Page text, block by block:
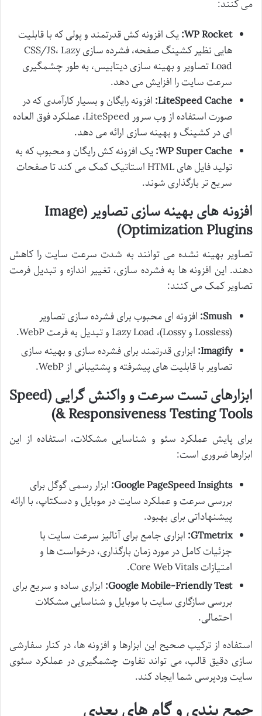
می کنند:
WP Rocket: یک افزونه کش قدرتمند و پولی که با قابلیت
هایی نظیر کشینگ صفحه، فشرده سازی CSS/JS، Lazy
Load تصاویر و بهینه سازی دیتابیس، به طور چشمگیری
سرعت سایت را افزایش می دهد.
LiteSpeed Cache: افزونه رایگان و بسیار کارآمدی که در
صورت استفاده از وب سرور LiteSpeed، عملکرد فوق العاده
ای در کشینگ و بهینه سازی ارائه می دهد.
WP Super Cache: یک افزونه کش رایگان و محبوب که به
تولید فایل های HTML استاتیک کمک می کند تا صفحات
سریع تر بارگذاری شوند.
افزونه های بهینه سازی تصاویر (Image
Optimization Plugins)
تصاویر بهینه نشده می توانند به شدت سرعت سایت را کاهش
دهند. این افزونه ها به فشرده سازی، تغییر اندازه و تبدیل فرمت
تصاویر کمک می کنند:
Smush: افزونه ای محبوب برای فشرده سازی تصاویر
(Lossless و Lossy)، Lazy Load و تبدیل به فرمت WebP.
Imagify: ابزاری قدرتمند برای فشرده سازی و بهینه سازی
تصاویر با قابلیت های پیشرفته و پشتیبانی از WebP.
ابزارهای تست سرعت و واکنش گرایی (Speed
& Responsiveness Testing Tools)
برای پایش عملکرد سئو و شناسایی مشکلات، استفاده از این
ابزارها ضروری است:
Google PageSpeed Insights: ابزار رسمی گوگل برای
بررسی سرعت و عملکرد سایت در موبایل و دسکتاپ، با ارائه
پیشنهاداتی برای بهبود.
GTmetrix: ابزاری جامع برای آنالیز سرعت سایت با
جزئیات کامل در مورد زمان بارگذاری، درخواست ها و
امتیازات Core Web Vitals.
Google Mobile-Friendly Test: ابزاری ساده و سریع برای
بررسی سازگاری سایت با موبایل و شناسایی مشکلات
احتمالی.
استفاده از ترکیب صحیح این ابزارها و افزونه ها، در کنار سفارشی
سازی دقیق قالب، می تواند تفاوت چشمگیری در عملکرد سئوی
سایت وردپرسی شما ایجاد کند.
جمع بندی و گام های بعدی